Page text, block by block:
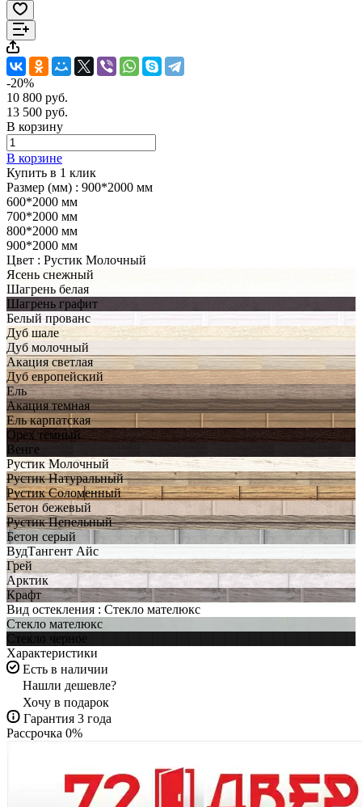
-20%
10 800 руб.
13 500 руб.
В корзину
В корзине
Купить в 1 клик
Размер (мм) : 900*2000 мм
600*2000 мм
700*2000 мм
800*2000 мм
900*2000 мм
Цвет : Рустик Молочный
Ясень снежный
Шагрень белая
Шагрень графит
Белый прованс
Дуб шале
Дуб молочный
Акация светлая
Дуб европейский
Ель
Акация темная
Ель карпатская
Орех темный
Венге
Рустик Молочный
Рустик Натуральный
Рустик Соломенный
Бетон бежевый
Рустик Пепельный
Бетон серый
ВудТангент Айс
Грей
Арктик
Крафт
Вид остекления : Стекло мателюкс
Стекло мателюкс
Стекло черное
Характеристики
Есть в наличии
Нашли дешевле?
Хочу в подарок
Гарантия 3 года
Рассрочка 0%